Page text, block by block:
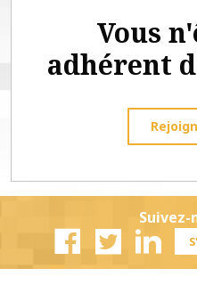
Vous
adhérent
Suivez-